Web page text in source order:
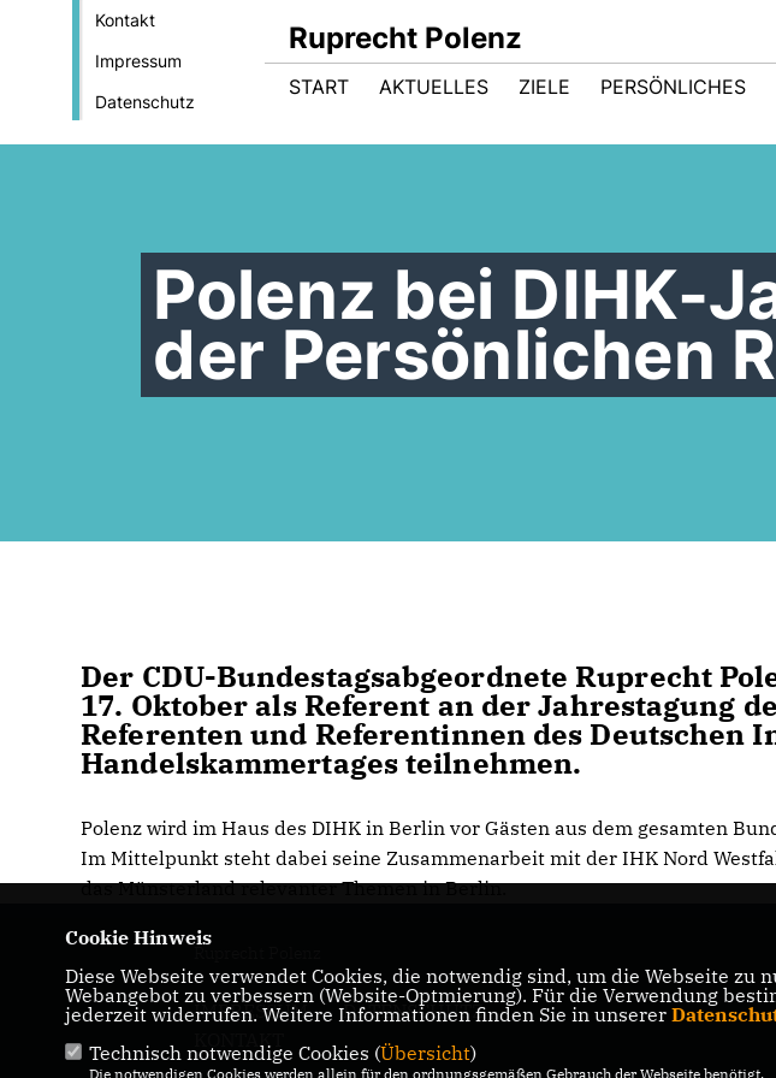
Kontakt
Impressum
Datenschutz
Ruprecht Polenz
START AKTUELLES ZIELE PERSÖNLICHES
Polenz bei DIHK-
der Persönlichen
Der CDU-Bundestagsabgeordnete Ruprecht
17. Oktober als Referent an der Jahrestagung
Referenten und Referentinnen des Deutschen
Handelskammertages teilnehmen.
Polenz wird im Haus des DIHK in Berlin vor Gästen aus dem gesamten
Im Mittelpunkt steht dabei seine Zusammenarbeit mit der IHK Nord
das Münsterland relevanter Themen in Berlin.
IMPRESSUM
DATENSCHUTZ
KONTAKT
Cookie Hinweis
Diese Webseite verwendet Cookies, die notwendig sind, um die Webseite
Webangebot zu verbessern (Website-Optmierung). Für die Verwendung
jederzeit widerrufen. Weitere Informationen finden Sie in unserer
Technisch notwendige Cookies (Übersicht)
Die notwendigen Cookies werden allein für den ordnungsgemäßen Gebrauch der Webseite benötigt.